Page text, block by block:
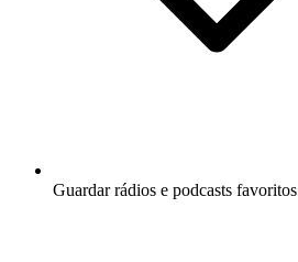
Guardar rádios e podcasts favoritos